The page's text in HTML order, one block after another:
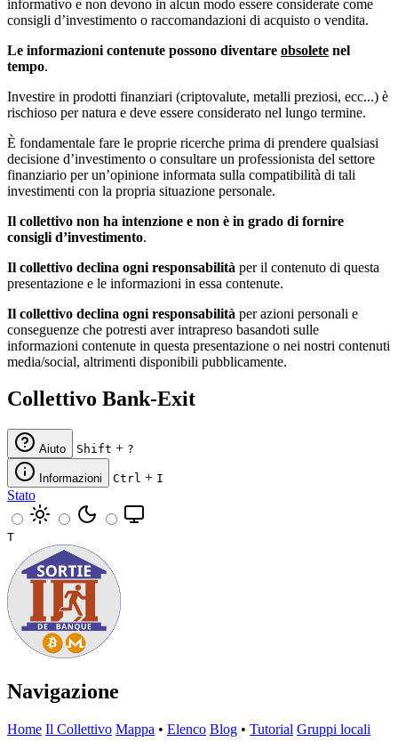
informativo e non devono in alcun modo essere considerate come
consigli d’investimento o raccomandazioni di acquisto o vendita.
Le informazioni contenute possono diventare obsolete nel
tempo.
Investire in prodotti finanziari (criptovalute, metalli preziosi, ecc...) è
rischioso per natura e deve essere considerato nel lungo termine.
È fondamentale fare le proprie ricerche prima di prendere qualsiasi
decisione d’investimento o consultare un professionista del settore
finanziario per un’opinione informata sulla compatibilità di tali
investimenti con la propria situazione personale.
Il collettivo non ha intenzione e non è in grado di fornire
consigli d’investimento.
Il collettivo declina ogni responsabilità per il contenuto di questa
presentazione e le informazioni in essa contenute.
Il collettivo declina ogni responsabilità per azioni personali e
conseguenze che potresti aver intrapreso basandoti sulle
informazioni contenute in questa presentazione o nei nostri contenuti
media/social, altrimenti disponibili pubblicamente.
Collettivo Bank-Exit
Aiuto Shift + ?
Informazioni Ctrl + I
Stato
T
Navigazione
Home Il Collettivo Mappa • Elenco Blog • Tutorial Gruppi locali